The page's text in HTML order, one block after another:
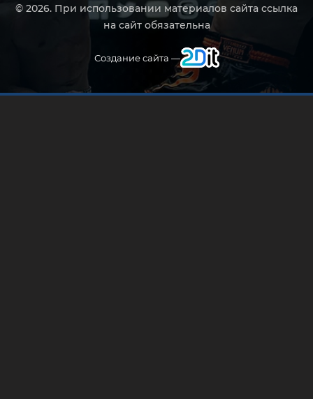
© 2026. При использовании материалов сайта ссылка
на сайт обязательна
Создание сайта —